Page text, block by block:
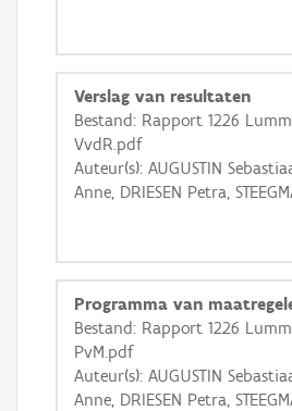
Basis Lagen
OSM-Basiskaart
GRB-Basiskaart
GRB-Basiskaart in
Verslag van resultaten
Bestand: Rapport 1226
VvdR.pdf
Auteur(s): AUGUSTIN
Anne, DRIESEN Petra,
Programma van
Bestand: Rapport 1226
PvM.pdf
Auteur(s): AUGUSTIN
Anne, DRIESEN Petra,